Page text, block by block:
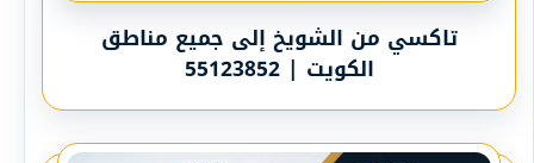
تاكسي من الشويخ إلى جميع مناطق
الكويت | 55123852